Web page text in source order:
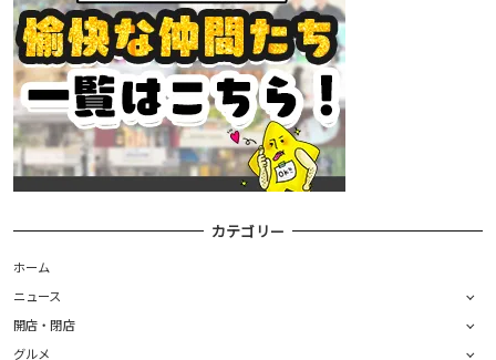
カテゴリー
ホーム
ニュース
開店・閉店
グルメ